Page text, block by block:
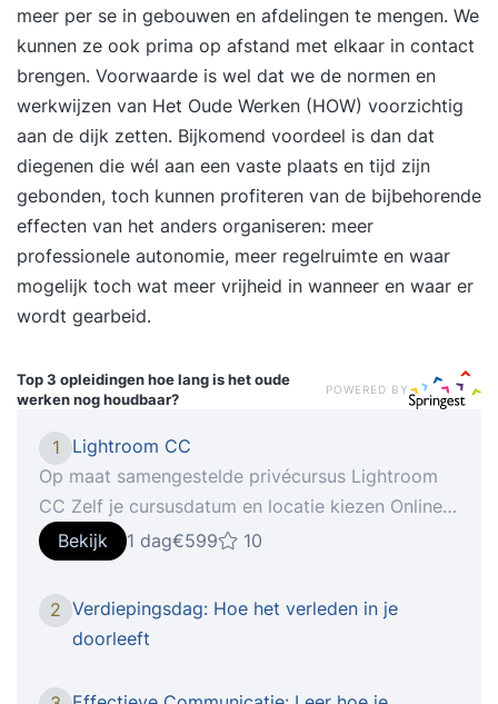
meer per se in gebouwen en afdelingen te mengen. We
kunnen ze ook prima op afstand met elkaar in contact
brengen. Voorwaarde is wel dat we de normen en
werkwijzen van Het Oude Werken (HOW) voorzichtig
aan de dijk zetten. Bijkomend voordeel is dan dat
diegenen die wél aan een vaste plaats en tijd zijn
gebonden, toch kunnen profiteren van de bijbehorende
effecten van het anders organiseren: meer
professionele autonomie, meer regelruimte en waar
mogelijk toch wat meer vrijheid in wanneer en waar er
wordt gearbeid.
Top 3 opleidingenhoe lang is het oude
werken nog houdbaar?
POWERED BY
1
Lightroom CC
Op maat samengestelde privécursus Lightroom
CC Zelf je cursusdatum en locatie kiezen Online
verder leren met StudyFlix De nieuwste telg van
Creative Cloud gooit in een flitsend jasje het roer
cursus Lightroom CC ga je aan de slag om, indien
Bekijk 1 dag€599 10
2 Verdiepingsdag: Hoe het verleden in je
doorleeft